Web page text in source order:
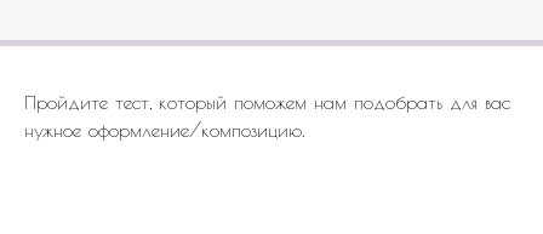
Пройдите тест, который поможем нам подобрать для вас
нужное оформление/композицию.